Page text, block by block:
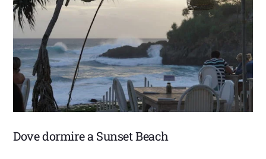
Dove dormire a Sunset Beach